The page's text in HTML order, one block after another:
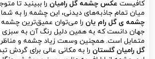
کافیست عکس چشمه گل رامیان را ببینید تا
میان تمام جاذبه‌های دیدنی، این چشمه را به
چشمه ی گل رام یان را می‌توان عمیق‌ترین چشمه
جهان دانست که به همین دلیل رنگ آن به سبزی
متمایل است. همچنین وسعت زیاد چشمه و مناظر
گل رامیان گلستان را به مکانی عالی برای گردش